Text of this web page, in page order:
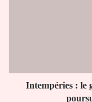
poursuit
l’assistance
Intempéries : le